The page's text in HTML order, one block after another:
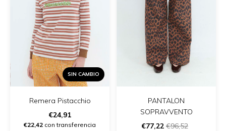
SIN CAMBIO
Remera Pistacchio
€24,91
€22,42 con transferencia
PANTALON
SOPRAVVENTO
€77,22 €96,52